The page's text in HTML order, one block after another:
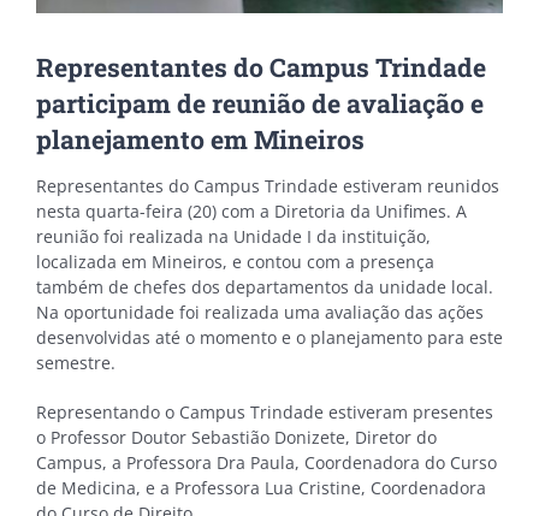
Representantes do Campus Trindade
participam de reunião de avaliação e
planejamento em Mineiros
Representantes do Campus Trindade estiveram reunidos
nesta quarta-feira (20) com a Diretoria da Unifimes. A
reunião foi realizada na Unidade I da instituição,
localizada em Mineiros, e contou com a presença
também de chefes dos departamentos da unidade local.
Na oportunidade foi realizada uma avaliação das ações
desenvolvidas até o momento e o planejamento para este
semestre.
Representando o Campus Trindade estiveram presentes
o Professor Doutor Sebastião Donizete, Diretor do
Campus, a Professora Dra Paula, Coordenadora do Curso
de Medicina, e a Professora Lua Cristine, Coordenadora